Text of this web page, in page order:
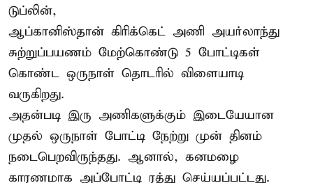
டுப்லின்,
ஆப்கானிஸ்தான் கிரிக்கெட் அணி அயர்லாந்து
சுற்றுப்பயணம் மேற்கொண்டு 5 போட்டிகள்
கொண்ட ஒருநாள் தொடரில் விளையாடி
வருகிறது.
அதன்படி இரு அணிகளுக்கும் இடையேயான
முதல் ஒருநாள் போட்டி நேற்று முன் தினம்
நடைபெறவிருந்தது. ஆனால், கனமழை
காரணமாக அப்போட்டி ரத்து செய்யப்பட்டது.